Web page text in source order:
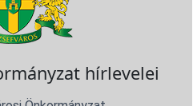
hírlevelei